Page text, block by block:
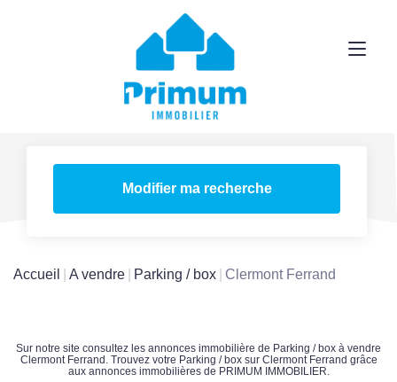
Modifier ma recherche
Accueil A vendre Parking / box Clermont Ferrand
Sur notre site consultez les annonces immobilière de Parking / box à vendre
Clermont Ferrand. Trouvez votre Parking / box sur Clermont Ferrand grâce
aux annonces immobilières de PRIMUM IMMOBILIER.